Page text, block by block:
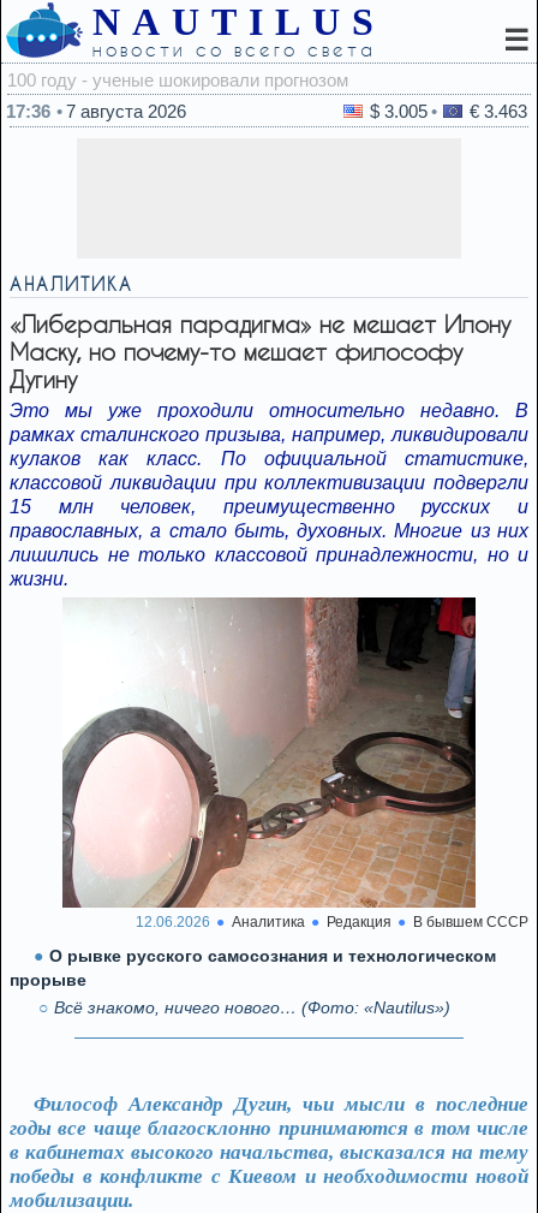
NAUTILUS
новости со всего света ☰
17:36
7 августа 2026 $ 3.005 € 3.463
АНАЛИТИКА
«Либеральная парадигма» не мешает Илону
Маску, но почему-то мешает философу
Дугину
Это мы уже проходили относительно недавно. В
рамках сталинского призыва, например, ликвидировали
кулаков как класс. По официальной статистике,
классовой ликвидации при коллективизации подвергли
15 млн человек, преимущественно русских и
православных, а стало быть, духовных. Многие из них
лишились не только классовой принадлежности, но и
жизни.
12.06.2026 Аналитика Редакция В бывшем СССР
О рывке русского самосознания и технологическом
прорыве
Всё знакомо, ничего нового… (Фото: «Nautilus»)
Философ Александр Дугин, чьи мысли в последние
годы все чаще благосклонно принимаются в том числе
в кабинетах высокого начальства, высказался на тему
победы в конфликте с Киевом и необходимости новой
мобилизации.